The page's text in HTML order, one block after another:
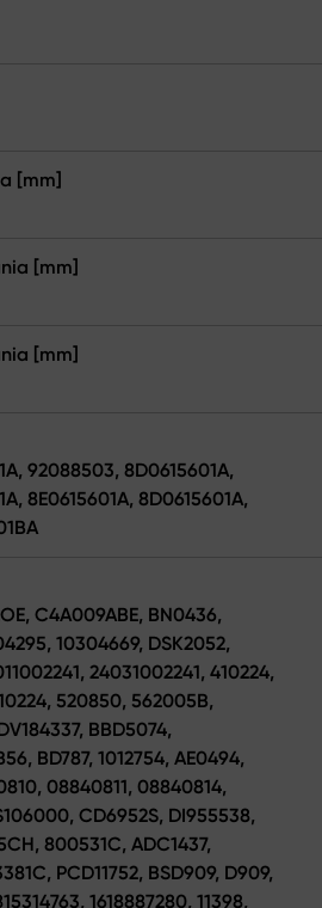
[mm]
[mm]
[mm]
92088503, 8D0615601A,
8E0615601A, 8D0615601A,
C4A009ABE, BN0436,
10304669, DSK2052,
24031002241, 410224,
520850, 562005B,
BBD5074,
BD787, 1012754, AE0494,
08840811, 08840814,
CD6952S, DI955538,
800531C, ADC1437,
PCD11752, BSD909, D909,
1618887280, 11398,